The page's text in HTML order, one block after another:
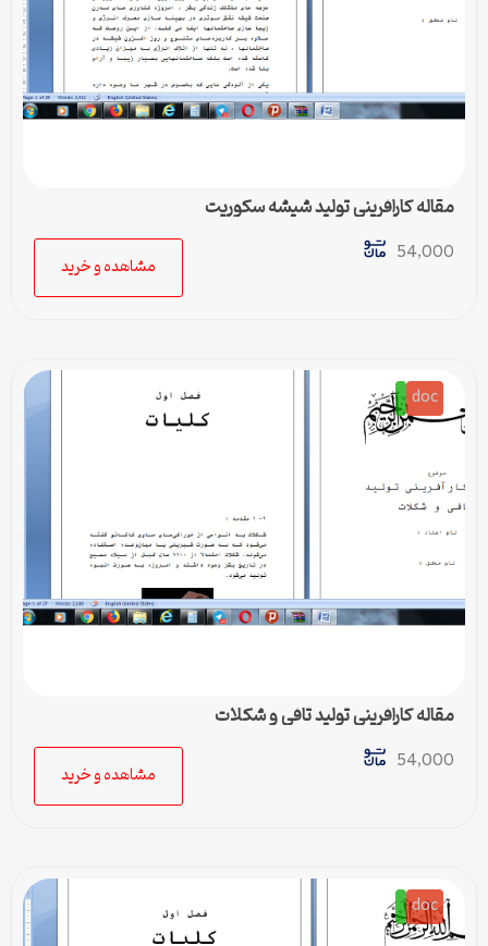
مقاله کارافرینی تولید شیشه سکوریت
54,000
مشاهده و خرید
doc
مقاله کارافرینی تولید تافی و شکلات
54,000
مشاهده و خرید
doc